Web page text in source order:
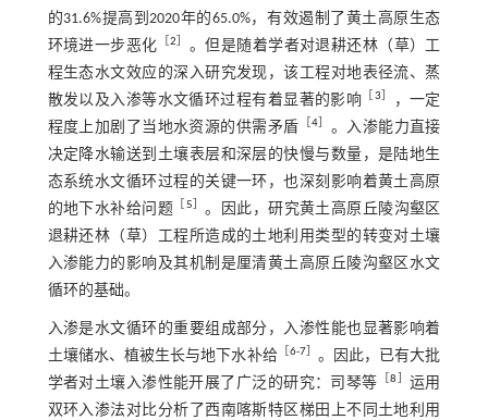
的31.6%提高到2020年的65.0%，有效遏制了黄土高原生态
环境进一步恶化 ［2
。但是随着学者对退耕还林（草）工
程生态水文效应的深入研究发现，该工程对地表径流、蒸
散发以及入渗等水文循环过程有着显著的影响
3
，一定
程度上加剧了当地水资源的供需矛盾
4］ 。入渗能力直接
决定降水输送到土壤表层和深层的快慢与数量，是陆地生
态系统水文循环过程的关键一环，也深刻影响着黄土高原
的地下水补给问题
5
。因此，研究黄土高原丘陵沟壑区
退耕还林（草）工程所造成的土地利用类型的转变对土壤
入渗能力的影响及其机制是厘清黄土高原丘陵沟壑区水文
循环的基础。
入渗是水文循环的重要组成部分，入渗性能也显著影响着
土壤储水、植被生长与地下水补给［ 6-7］ 。因此，已有大批
学者对土壤入渗性能开展了广泛的研究：司琴等 ［8
运用
双环入渗法对比分析了西南喀斯特区梯田上不同土地利用